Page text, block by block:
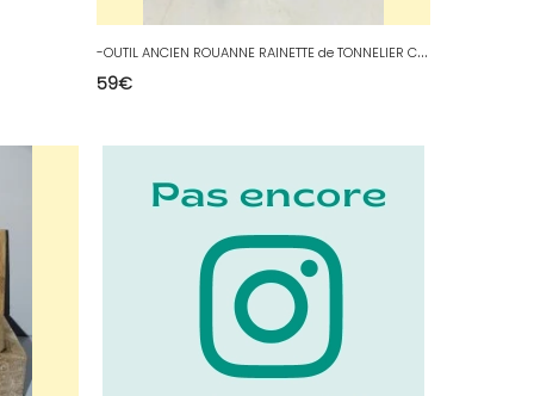
-
OUTIL ANCIEN ROUANNE RAINETTE de TONNELIER COLLECTION VITRINE belle Patine
59€